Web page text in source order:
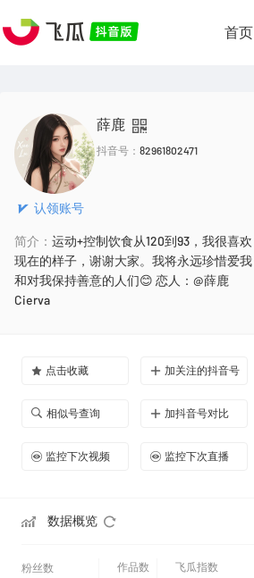
首页
认领账号
薛鹿
抖音号： 82961802471
简介： 运动+控制饮食从120到93，我很喜欢
现在的样子，谢谢大家。我将永远珍惜爱我
和对我保持善意的人们😊 恋人：@薛鹿
Cierva
点击收藏 加关注的抖音号
相似号查询 加抖音号对比
监控下次视频 监控下次直播
数据概览
粉丝数 作品数 飞瓜指数